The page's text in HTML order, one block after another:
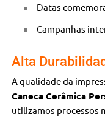
Datas
Campanhas
Alta
A qualidade da
Caneca Cerâmica
utilizamos processos